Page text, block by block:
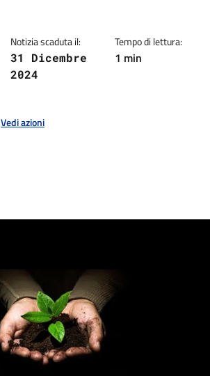
Notizia scaduta il:
31 Dicembre
2024
Tempo di lettura:
1 min
Vedi azioni